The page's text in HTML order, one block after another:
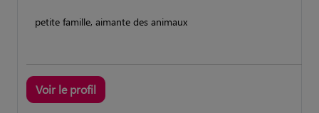
petite famille, aimante des animaux
Voir le profil